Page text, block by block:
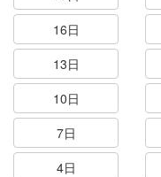
16日
13日
10日
7日
4日